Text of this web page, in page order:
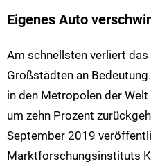
Eigenes Auto
Am schnellsten verliert
Großstädten an
in den Metropolen der
um zehn Prozent
September 2019
Marktforschungsinstituts